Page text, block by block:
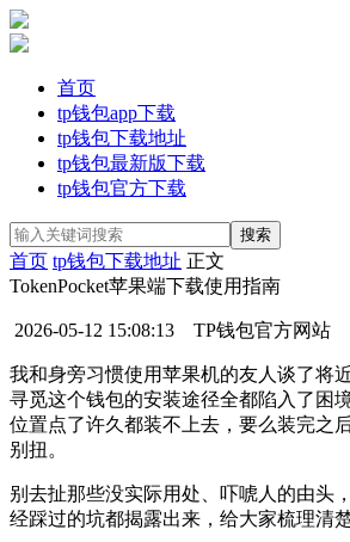
首页
tp钱包app下载
tp钱包下载地址
tp钱包最新版下载
tp钱包官方下载
首页 tp钱包下载地址 正文
TokenPocket苹果端下载使用指南
2026-05-12 15:08:13 TP钱包官方网站
我和身旁习惯使用苹果机的友人谈了将
寻觅这个钱包的安装途径全都陷入了困
位置点了许久都装不上去，要么装完之
别扭。
别去扯那些没实际用处、吓唬人的由头
经踩过的坑都揭露出来，给大家梳理清